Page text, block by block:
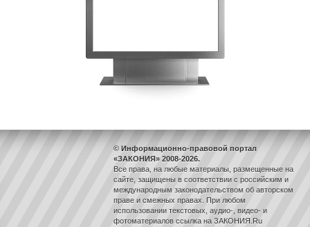
© Информационно-правовой портал
«ЗАКОНИЯ» 2008-2026.
Все права, на любые материалы, размещенные на
сайте, защищены в соответствии с российским и
международным законодательством об авторском
праве и смежных правах. При любом
использовании текстовых, аудио-, видео- и
фотоматериалов ссылка на ЗАКОНИЯ.Ru